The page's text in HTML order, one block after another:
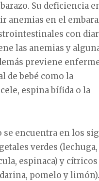
Su deficiencia
anemias en el
con
las anemias y
previene
de bebé como la
espina bífida o la
se encuentra en los
verdes
espinaca) y cítricos
pomelo y